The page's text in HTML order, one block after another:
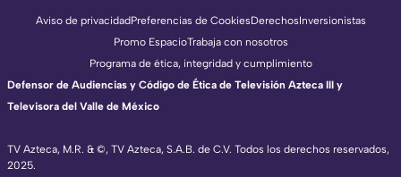
TV Azteca, M.R. & ©, TV Azteca, S.A.B. de C.V. Todos los derechos reservados,
2025.
Aviso de privacidadPreferencias de CookiesDerechosInversionistas
Promo EspacioTrabaja con nosotros
Programa de ética, integridad y cumplimiento
Defensor de Audiencias y Código de Ética de Televisión Azteca III y
Televisora del Valle de México